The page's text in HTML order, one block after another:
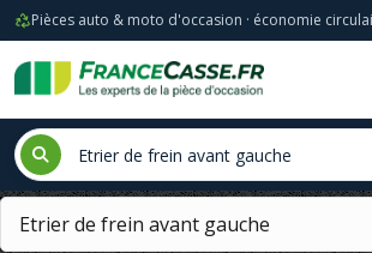
Pièces auto & moto d'occasion · économie